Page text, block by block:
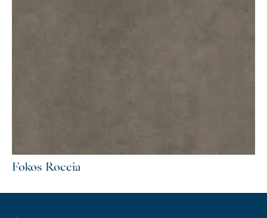
Fokos Roccia